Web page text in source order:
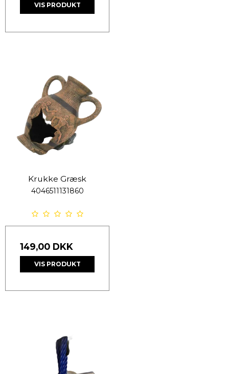
VIS PRODUKT
Krukke Græsk
4046511131860
149,00 DKK
VIS PRODUKT